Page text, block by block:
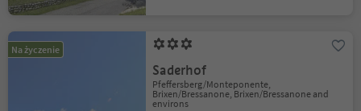
Na życzenie
Saderhof
Pfeffersberg/Monteponente,
Brixen/Bressanone, Brixen/Bressanone and
environs